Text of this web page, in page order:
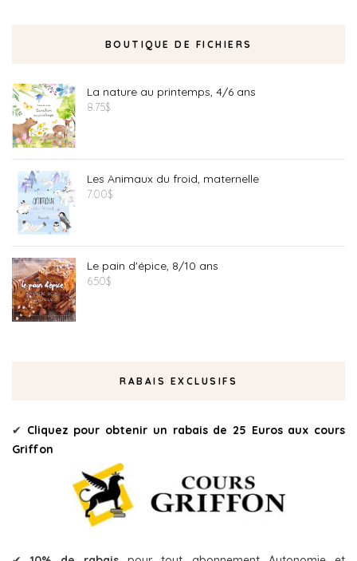
BOUTIQUE DE FICHIERS
La nature au printemps, 4/6 ans
8.75$
Les Animaux du froid, maternelle
7.00$
Le pain d'épice, 8/10 ans
6.50$
RABAIS EXCLUSIFS
✔ Cliquez pour obtenir un rabais de 25 Euros aux cours
Griffon